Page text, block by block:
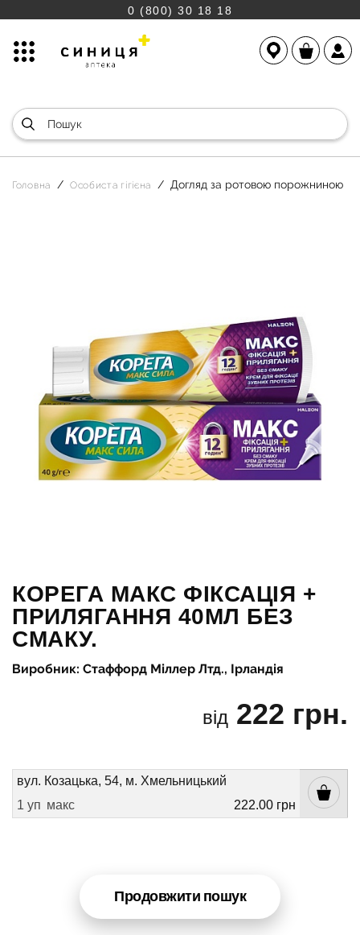
0 (800) 30 18 18
Головна Особиста гігієна Догляд за ротовою порожниною
КОРЕГА МАКС ФІКСАЦІЯ +
ПРИЛЯГАННЯ 40МЛ БЕЗ
СМАКУ.
Виробник: Стаффорд Міллер Лтд., Ірландія
від 222 грн.
вул. Козацька, 54, м. Хмельницький
1 уп макс 222.00 грн
Продовжити пошук